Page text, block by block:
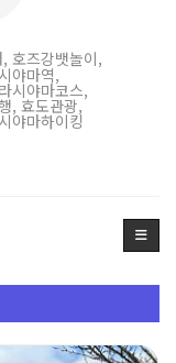
, 호즈강뱃놀이,
야마역,
시야마코스,
, 효도관광,
야마하이킹